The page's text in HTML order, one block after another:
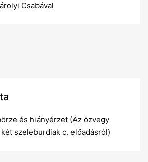
Csabával
és hiányérzet (Az özvegy
szeleburdiak c. előadásról)